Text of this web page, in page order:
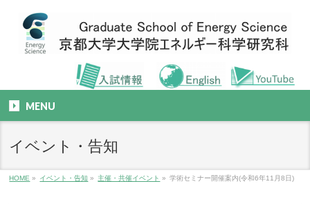
MENU
イベント・告知
HOME » イベント・告知 » 主催・共催イベント » 学術セミナー開催案内(令和6年11月8日)